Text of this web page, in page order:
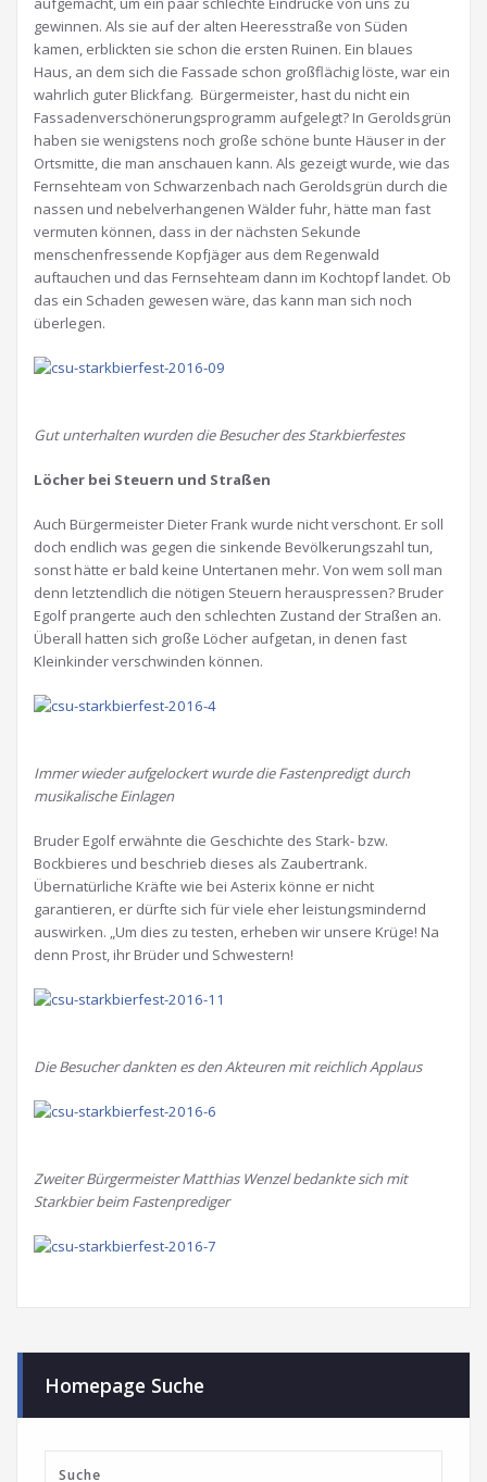
gewinnen. Als sie auf der alten Heeresstraße von Süden
kamen, erblickten sie schon die ersten Ruinen. Ein blaues
Haus, an dem sich die Fassade schon großflächig löste, war ein
wahrlich guter Blickfang. Bürgermeister, hast du nicht ein
Fassadenverschönerungsprogramm aufgelegt? In Geroldsgrün
haben sie wenigstens noch große schöne bunte Häuser in der
Ortsmitte, die man anschauen kann. Als gezeigt wurde, wie das
Fernsehteam von Schwarzenbach nach Geroldsgrün durch die
nassen und nebelverhangenen Wälder fuhr, hätte man fast
vermuten können, dass in der nächsten Sekunde
menschenfressende Kopfjäger aus dem Regenwald
auftauchen und das Fernsehteam dann im Kochtopf landet. Ob
das ein Schaden gewesen wäre, das kann man sich noch
überlegen.
Gut unterhalten wurden die Besucher des Starkbierfestes
Löcher bei Steuern und Straßen
Auch Bürgermeister Dieter Frank wurde nicht verschont. Er soll
doch endlich was gegen die sinkende Bevölkerungszahl tun,
sonst hätte er bald keine Untertanen mehr. Von wem soll man
denn letztendlich die nötigen Steuern herauspressen? Bruder
Egolf prangerte auch den schlechten Zustand der Straßen an.
Überall hatten sich große Löcher aufgetan, in denen fast
Kleinkinder verschwinden können.
Immer wieder aufgelockert wurde die Fastenpredigt durch
musikalische Einlagen
Bruder Egolf erwähnte die Geschichte des Stark- bzw.
Bockbieres und beschrieb dieses als Zaubertrank.
Übernatürliche Kräfte wie bei Asterix könne er nicht
garantieren, er dürfte sich für viele eher leistungsmindernd
auswirken. „Um dies zu testen, erheben wir unsere Krüge! Na
denn Prost, ihr Brüder und Schwestern!
Die Besucher dankten es den Akteuren mit reichlich Applaus
Zweiter Bürgermeister Matthias Wenzel bedankte sich mit
Starkbier beim Fastenprediger
Homepage Suche